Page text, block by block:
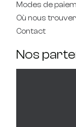
Modes de
Où nous
Contact
Nos